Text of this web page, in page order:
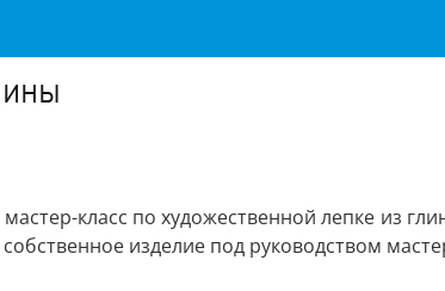
класс по художественной лепке из
изделие под руководством